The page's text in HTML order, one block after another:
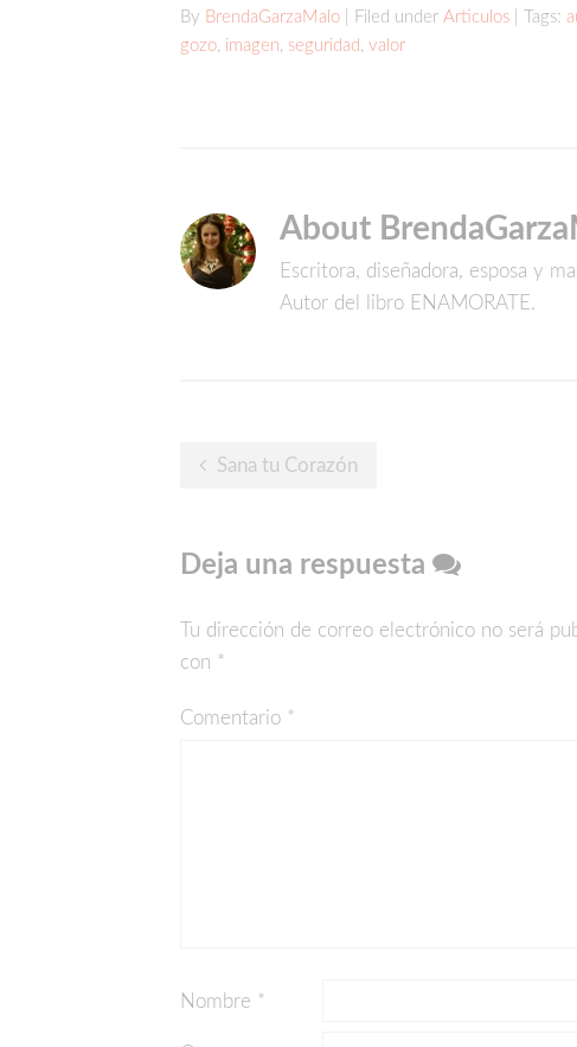
By BrendaGarzaMalo | Filed under Articulos | Tags:
gozo imagen seguridad valor
About
Escritora, diseñadora, esposa y
Autor del libro ENAMORATE.
Post
Sana tu Corazón
Deja una respuesta
Tu dirección de correo electrónico no será
con *
Comentario *
Nombre *